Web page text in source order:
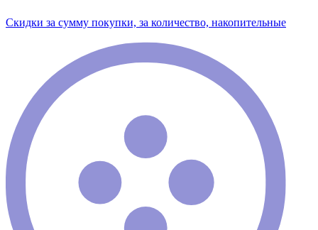
Скидки за сумму покупки, за количество, накопительные